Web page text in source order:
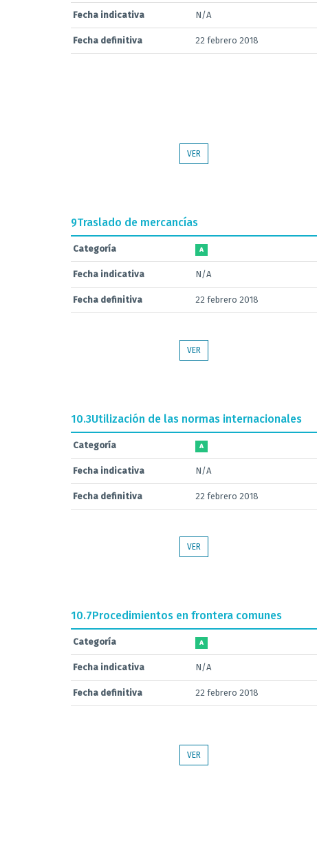
Fecha indicativa N/A
Fecha definitiva 22 febrero 2018
VER
9Traslado de mercancías
Categoría A
Fecha indicativa N/A
Fecha definitiva 22 febrero 2018
VER
10.3Utilización de las normas internacionales
Categoría A
Fecha indicativa N/A
Fecha definitiva 22 febrero 2018
VER
10.7Procedimientos en frontera comunes
Categoría A
Fecha indicativa N/A
Fecha definitiva 22 febrero 2018
VER